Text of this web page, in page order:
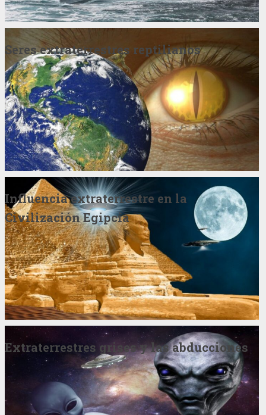
Seres extraterrestres reptilianos
Influencia extraterrestre en la
Civilización Egipcia
Extraterrestres grises y las abducciones